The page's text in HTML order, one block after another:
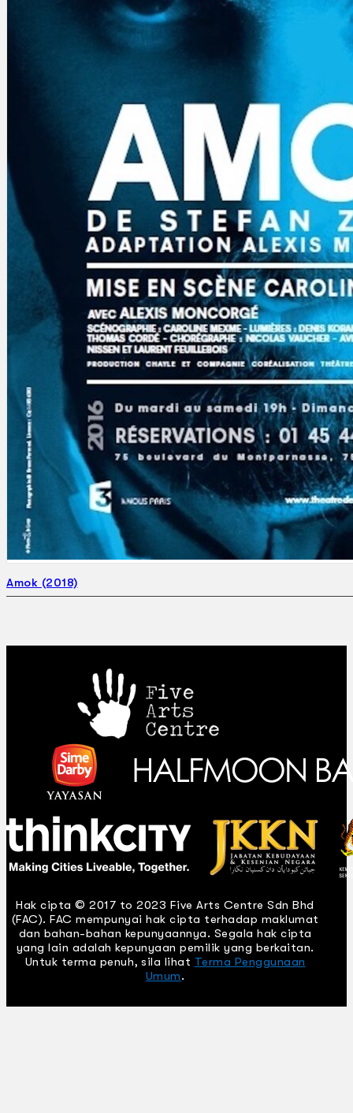
Amok (2018)
Hak cipta © 2017 to 2023 Five Arts Centre Sdn Bhd
(FAC). FAC mempunyai hak cipta terhadap maklumat
dan bahan-bahan kepunyaannya. Segala hak cipta
yang lain adalah kepunyaan pemilik yang berkaitan.
Untuk terma penuh, sila lihat Terma Penggunaan
Umum.